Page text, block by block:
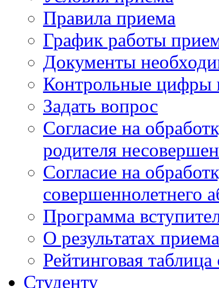
Правила приема
График работы
Документы
Контрольные цифры
Задать вопрос
Согласие на
родителя
Согласие на
совершеннолетнего
Программа
О результатах приема
Рейтинговая
Студенту